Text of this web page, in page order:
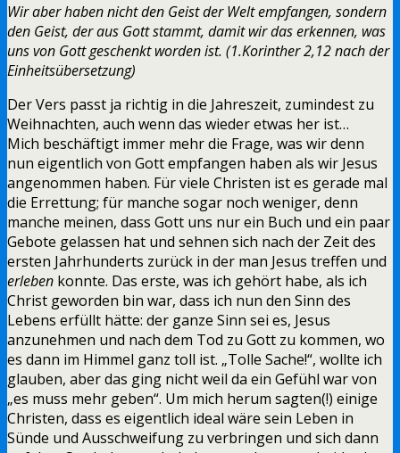
Wir aber haben nicht den Geist der Welt empfangen, sondern
den Geist, der aus Gott stammt, damit wir das erkennen, was
uns von Gott geschenkt worden ist. (1.Korinther 2,12 nach der
Einheitsübersetzung)
Der Vers passt ja richtig in die Jahreszeit, zumindest zu
Weihnachten, auch wenn das wieder etwas her ist…
Mich beschäftigt immer mehr die Frage, was wir denn
nun eigentlich von Gott empfangen haben als wir Jesus
angenommen haben. Für viele Christen ist es gerade mal
die Errettung; für manche sogar noch weniger, denn
manche meinen, dass Gott uns nur ein Buch und ein paar
Gebote gelassen hat und sehnen sich nach der Zeit des
ersten Jahrhunderts zurück in der man Jesus treffen und
erleben konnte. Das erste, was ich gehört habe, als ich
Christ geworden bin war, dass ich nun den Sinn des
Lebens erfüllt hätte: der ganze Sinn sei es, Jesus
anzunehmen und nach dem Tod zu Gott zu kommen, wo
es dann im Himmel ganz toll ist. „Tolle Sache!“, wollte ich
glauben, aber das ging nicht weil da ein Gefühl war von
„es muss mehr geben“. Um mich herum sagten(!) einige
Christen, dass es eigentlich ideal wäre sein Leben in
Sünde und Ausschweifung zu verbringen und sich dann